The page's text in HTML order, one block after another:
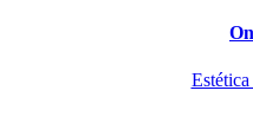
Estética